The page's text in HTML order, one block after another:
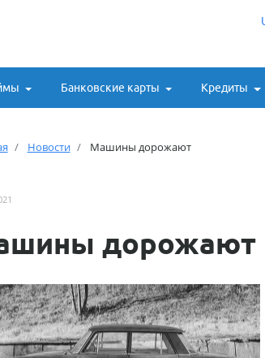
Банковские карты Кредиты
Новости Машины дорожают
дорожают